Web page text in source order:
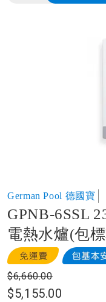
to
the
beginning
of
the
images
gallery
German Pool 德國寶
GPNB-6SSL
電熱水爐(包
$5,155.00
$6,660.00